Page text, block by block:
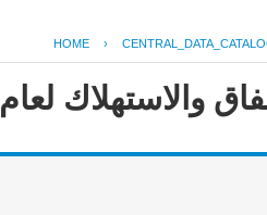
HOME ›
لعام 2004-2005